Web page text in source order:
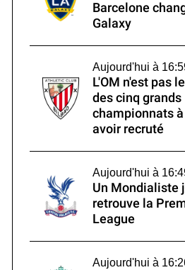
Barcelone
Galaxy
Aujourd'hui à
L'OM n'est pas
des cinq grands
championnats
avoir recruté
Aujourd'hui à
Un Mondialiste
retrouve la
League
Aujourd'hui à